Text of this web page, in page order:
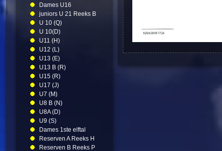
Dames U16
juniors U 21 Reeks B
U 10 (Q)
U 10(D)
U11 (H)
U12 (L)
U13 (E)
U13 B (R)
U15 (R)
U17 (J)
U7 (M)
U8 B (N)
U8A (D)
U9 (S)
Dames 1ste elftal
Reserven A Reeks H
Reserven B Reeks P